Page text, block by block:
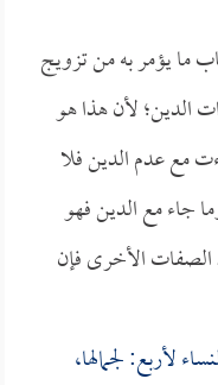
ما يؤمر به من تزويج
الدين؛ لأن هذا هو
مع عدم الدين فلا
جاء مع الدين فهو
الأخرى فإن
لأربع: لجمالها،